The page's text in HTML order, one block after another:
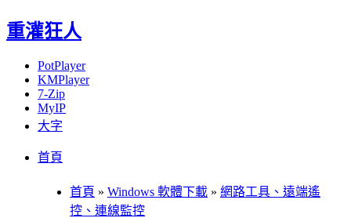
重灌狂人
PotPlayer
KMPlayer
7-Zip
MyIP
大字
首頁
首頁 » Windows 軟體下載 » 網路工具、遠端遙
控、連線監控